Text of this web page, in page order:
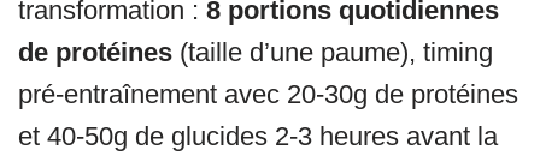
transformation : 8 portions quotidiennes
de protéines (taille d’une paume), timing
pré-entraînement avec 20-30g de protéines
et 40-50g de glucides 2-3 heures avant la